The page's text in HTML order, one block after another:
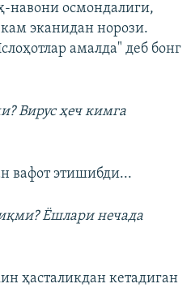
навони осмондалиги,
эканидан норози.
амалда" деб бонг
Вирус ҳеч кимга
вафот этишибди...
Ёшлари нечада
ҳасталикдан кетадиган